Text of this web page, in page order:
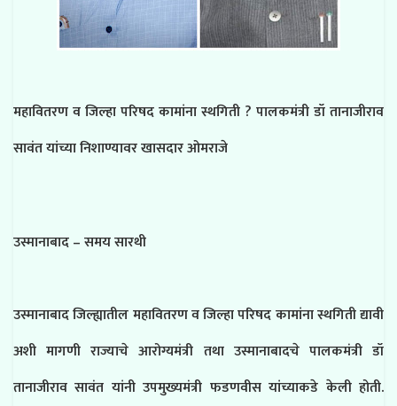
महावितरण व जिल्हा परिषद कामांना स्थगिती ? पालकमंत्री डॉ तानाजीराव
सावंत यांच्या निशाण्यावर खासदार ओमराजे
उस्मानाबाद – समय सारथी
उस्मानाबाद जिल्ह्यातील महावितरण व जिल्हा परिषद कामांना स्थगिती द्यावी
अशी मागणी राज्याचे आरोग्यमंत्री तथा उस्मानाबादचे पालकमंत्री डॉ
तानाजीराव सावंत यांनी उपमुख्यमंत्री फडणवीस यांच्याकडे केली होती.